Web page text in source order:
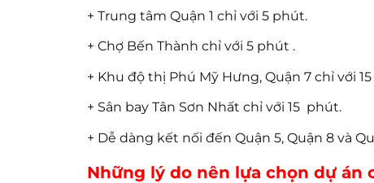
+ Trung tâm Quận 1 chỉ với 5 phút.
+ Chợ Bến Thành chỉ với 5 phút .
+ Khu độ thị Phú Mỹ Hưng, Quận 7 chỉ với
+ Sân bay Tân Sơn Nhất chỉ với 15 phút.
+ Dễ dàng kết nối đến Quận 5, Quận 8 và
Những lý do nên lựa chọn dự án